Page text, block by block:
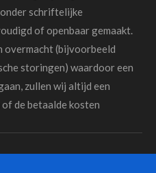
schriftelijke
of openbaar gemaakt.
overmacht (bijvoorbeeld
storingen) waardoor een
zullen wij altijd een
de betaalde kosten